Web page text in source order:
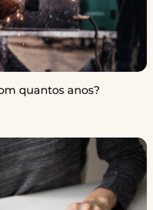
quantos anos?